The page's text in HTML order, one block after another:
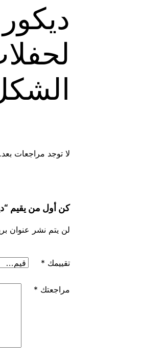
لا توجد مراجعات بعد.
كن أول من يقيم
لن يتم نشر عنوان
تقييمك *
مراجعتك *